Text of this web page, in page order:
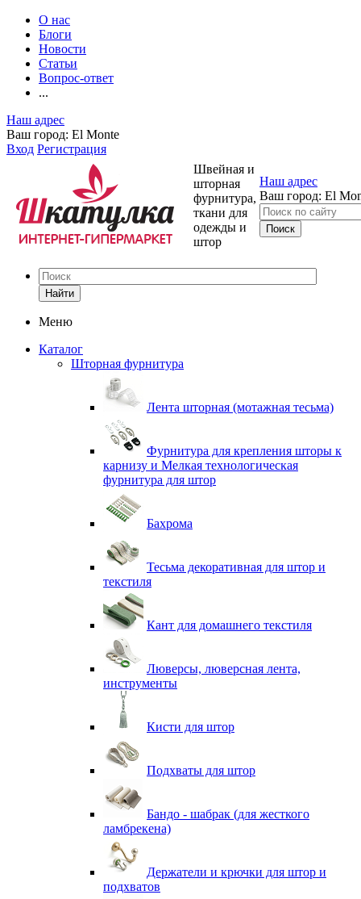
О нас
Блоги
Новости
Статьи
Вопрос-ответ
...
Наш адрес
Ваш город: El Monte
Вход Регистрация
Швейная и
шторная
фурнитура,
ткани для
одежды и
штор
Наш адрес
Ваш город: El
Найти
Меню
Каталог
Шторная фурнитура
Лента шторная (мотажная тесьма)
Фурнитура для крепления шторы к
карнизу и Мелкая технологическая
фурнитура для штор
Бахрома
Тесьма декоративная для штор и
текстиля
Кант для домашнего текстиля
Люверсы, люверсная лента,
инструменты
Кисти для штор
Подхваты для штор
Бандо - шабрак (для жесткого
ламбрекена)
Держатели и крючки для штор и
подхватов